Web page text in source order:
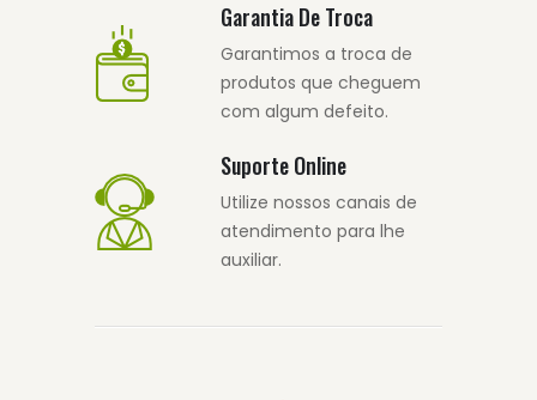
Garantia De Troca
Garantimos a troca de
produtos que cheguem
com algum defeito.
Suporte Online
Utilize nossos canais de
atendimento para lhe
auxiliar.